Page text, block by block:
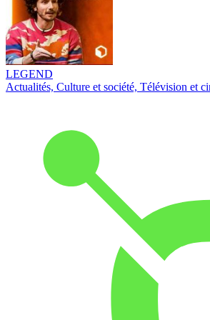
LEGEND
Actualités, Culture et société, Télévision et